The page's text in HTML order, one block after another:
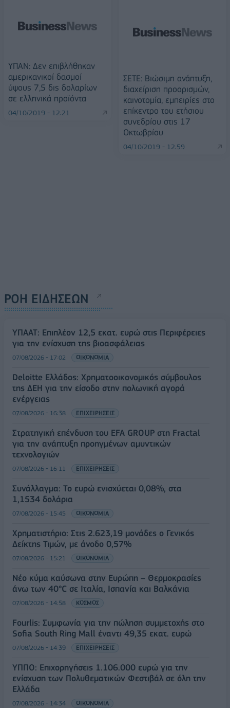
ΥΠΑΝ: Δεν επιβλήθηκαν
αμερικανικοί δασμοί
ύψους 7,5 δις δολαρίων
σε ελληνικά προϊόντα
04/10/2019 - 12:21
ΣΕΤΕ: Βιώσιμη ανάπτυξη,
διαχείριση προορισμών,
καινοτομία, εμπειρίες στο
επίκεντρο του ετήσιου
συνεδρίου στις 17
Οκτωβρίου
04/10/2019 - 12:59
ΡΟΗ ΕΙΔΗΣΕΩΝ
ΥΠΑΑΤ: Επιπλέον 12,5 εκατ. ευρώ στις Περιφέρειες
για την ενίσχυση της βιοασφάλειας
07/08/2026 - 17:02 ΟΙΚΟΝΟΜΙΑ
Deloitte Ελλάδος: Χρηματοοικονομικός σύμβουλος
της ΔΕΗ για την είσοδο στην πολωνική αγορά
ενέργειας
07/08/2026 - 16:38 ΕΠΙΧΕΙΡΗΣΕΙΣ
Στρατηγική επένδυση του EFA GROUP στη Fractal
για την ανάπτυξη προηγμένων αμυντικών
τεχνολογιών
07/08/2026 - 16:11 ΕΠΙΧΕΙΡΗΣΕΙΣ
Συνάλλαγμα: Το ευρώ ενισχύεται 0,08%, στα
1,1534 δολάρια
07/08/2026 - 15:45 ΟΙΚΟΝΟΜΙΑ
Χρηματιστήριο: Στις 2.623,19 μονάδες ο Γενικός
Δείκτης Τιμών, με άνοδο 0,57%
07/08/2026 - 15:21 ΟΙΚΟΝΟΜΙΑ
Νέο κύμα καύσωνα στην Ευρώπη – Θερμοκρασίες
άνω των 40°C σε Ιταλία, Ισπανία και Βαλκάνια
07/08/2026 - 14:58 ΚΟΣΜΟΣ
Fourlis: Συμφωνία για την πώληση συμμετοχής στο
Sofia South Ring Mall έναντι 49,35 εκατ. ευρώ
07/08/2026 - 14:39 ΕΠΙΧΕΙΡΗΣΕΙΣ
ΥΠΠΟ: Επιχορηγήσεις 1.106.000 ευρώ για την
ενίσχυση των Πολυθεματικών Φεστιβάλ σε όλη την
Ελλάδα
07/08/2026 - 14:34 ΟΙΚΟΝΟΜΙΑ